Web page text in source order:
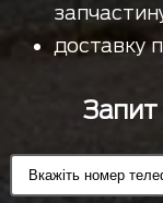
доставку
Запит